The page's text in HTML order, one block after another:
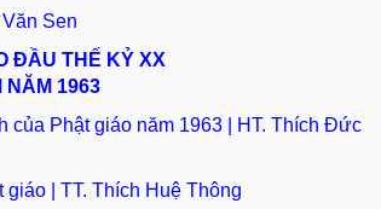
Sen
ĐẦU THẾ KỶ XX
NĂM 1963
của Phật giáo năm 1963 | HT. Thích Đức
| TT. Thích Huệ Thông